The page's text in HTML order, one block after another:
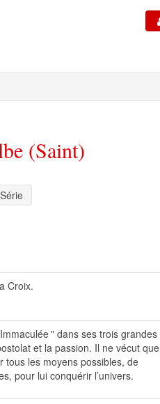
(Saint)
Série
Croix.
" dans ses trois grandes
et la passion. Il ne vécut que
tous les moyens possibles, de
pour lui conquérir l’univers.